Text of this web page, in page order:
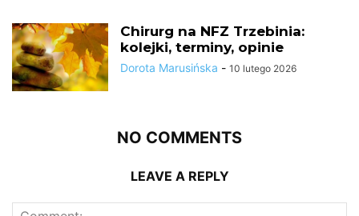
Chirurg na NFZ Trzebinia:
kolejki, terminy, opinie
Dorota Marusińska - 10 lutego 2026
NO COMMENTS
LEAVE A REPLY